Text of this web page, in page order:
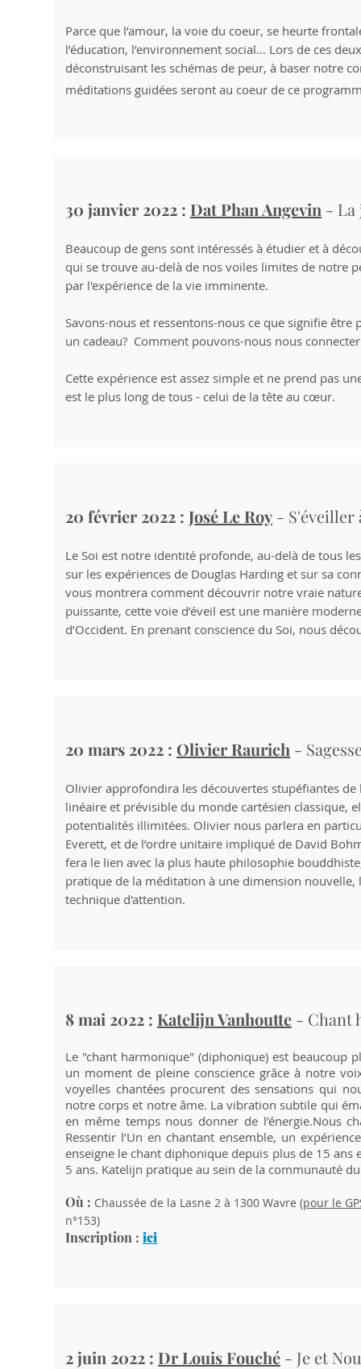
Parce que l’amour, la voie du coeur, se heurte
l’éducation, l’environnement social… Lors de ces
déconstruisant les schémas de peur, à baser notre
méditations guidées seront au coeur de ce
30 janvier 2022 : Dat Phan Angevin - La
Beaucoup de gens sont intéressés à étudier et à
qui se trouve au-delà de nos voiles limites de notre
par l'expérience de la vie imminente.
Savons-nous et ressentons-nous ce que signifie
un cadeau? Comment pouvons-nous nous
Cette expérience est assez simple et ne prend pas
est le plus long de tous - celui de la tête au cœur.
20 février 2022 : José Le Roy - S'éveiller
Le Soi est notre identité profonde, au-delà de tous
sur les expériences de Douglas Harding et sur sa
vous montrera comment découvrir notre vraie
puissante, cette voie d’éveil est une manière
d’Occident. En prenant conscience du Soi, nous
20 mars 2022 : Olivier Raurich -
Olivier approfondira les découvertes stupéfiantes
linéaire et prévisible du monde cartésien classique,
potentialités illimitées. Olivier nous parlera en
Everett, et de l’ordre unitaire impliqué de David
fera le lien avec la plus haute philosophie
pratique de la méditation à une dimension
technique d'attention.
8 mai 2022 : Katelijn Vanhoutte - Chant
Le "chant harmonique" (diphonique) est beaucoup
un moment de pleine conscience grâce à notre
voyelles chantées procurent des sensations qui
notre corps et notre âme. La vibration subtile qui
en même temps nous donner de l’énergie.Nous
Ressentir l’Un en chantant ensemble, un
enseigne le chant diphonique depuis plus de 15 ans
5 ans. Katelijn pratique au sein de la communauté
Où : Chaussée de la Lasne 2 à 1300 Wavre (pour le
n°153)
Inscription : ici
2 juin 2022 : Dr Louis Fouché - Je et